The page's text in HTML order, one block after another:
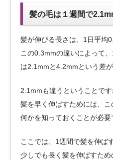
髪の毛は１週間で
髪が伸びる長さは、1日平均
この0.3mmの違いによって
は2.1mmと4.2mmという差が
2.1mmも違うということです
髪を早く伸ばすためには、
何かを知っておくことが必要
ここでは、1週間で髪を伸ば
少しでも長く髪を伸ばすた